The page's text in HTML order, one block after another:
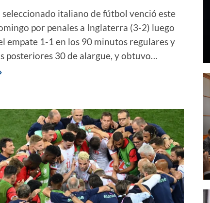
seleccionado italiano de fútbol venció este
por penales a Inglaterra (3-2) luego
empate 1-1 en los 90 minutos regulares y
posteriores 30 de alargue, y obtuvo…